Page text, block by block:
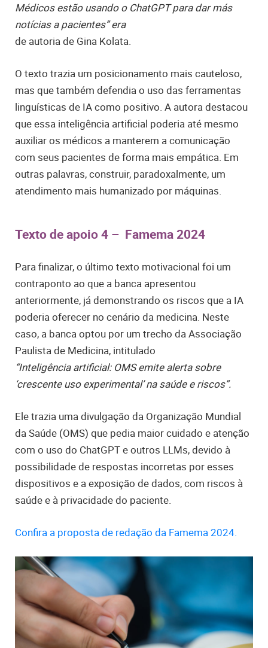
Médicos estão usando o ChatGPT para dar más
notícias a pacientes” era
de autoria de Gina Kolata.
O texto trazia um posicionamento mais cauteloso,
mas que também defendia o uso das ferramentas
linguísticas de IA como positivo. A autora destacou
que essa inteligência artificial poderia até mesmo
auxiliar os médicos a manterem a comunicação
com seus pacientes de forma mais empática. Em
outras palavras, construir, paradoxalmente, um
atendimento mais humanizado por máquinas.
Texto de apoio 4 – Famema 2024
Para finalizar, o último texto motivacional foi um
contraponto ao que a banca apresentou
anteriormente, já demonstrando os riscos que a IA
poderia oferecer no cenário da medicina. Neste
caso, a banca optou por um trecho da Associação
Paulista de Medicina, intitulado
“Inteligência artificial: OMS emite alerta sobre
‘crescente uso experimental’ na saúde e riscos”.
Ele trazia uma divulgação da Organização Mundial
da Saúde (OMS) que pedia maior cuidado e atenção
com o uso do ChatGPT e outros LLMs, devido à
possibilidade de respostas incorretas por esses
dispositivos e a exposição de dados, com riscos à
saúde e à privacidade do paciente.
Confira a proposta de redação da Famema 2024.